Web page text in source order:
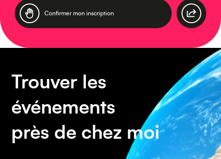
Confirmer mon inscription
Trouver les
événements
près de chez moi
Amérique du Sud